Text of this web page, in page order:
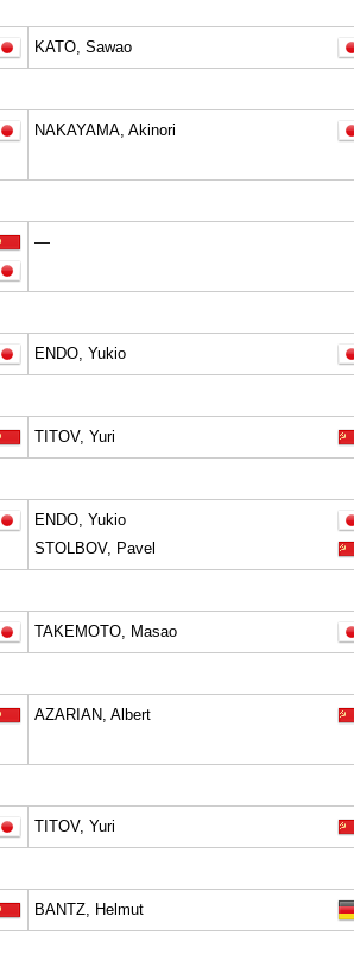
KATO, Sawao
NAKAYAMA, Akinori
—
ENDO, Yukio
TITOV, Yuri
ENDO, Yukio
STOLBOV, Pavel
TAKEMOTO, Masao
AZARIAN, Albert
TITOV, Yuri
BANTZ, Helmut